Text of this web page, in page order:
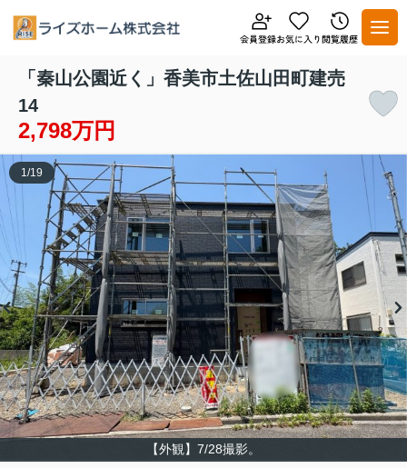
「秦山公園近く」香美市土佐山田町建売
14
2,798万円
【外観】7/28撮影。
1/19